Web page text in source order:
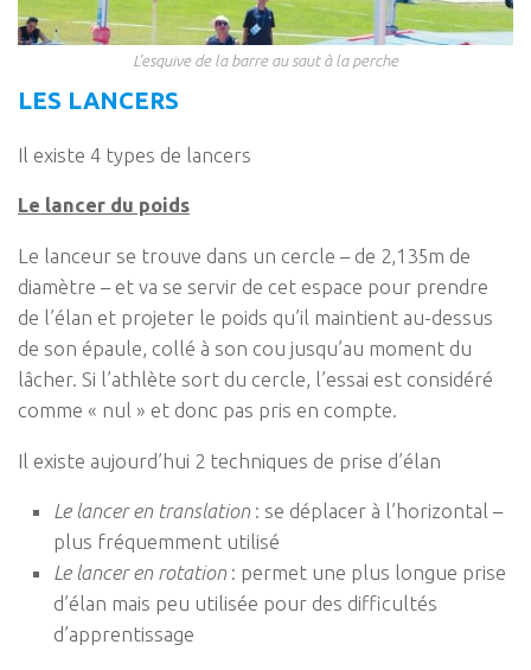
L’esquive de la barre au saut à la perche
LES LANCERS
Il existe 4 types de lancers
Le lancer du poids
Le lanceur se trouve dans un cercle – de 2,135m de
diamètre – et va se servir de cet espace pour prendre
de l’élan et projeter le poids qu’il maintient au-dessus
de son épaule, collé à son cou jusqu’au moment du
lâcher. Si l’athlète sort du cercle, l’essai est considéré
comme « nul » et donc pas pris en compte.
Il existe aujourd’hui 2 techniques de prise d’élan
Le lancer en translation : se déplacer à l’horizontal –
plus fréquemment utilisé
Le lancer en rotation : permet une plus longue prise
d’élan mais peu utilisée pour des difficultés
d’apprentissage